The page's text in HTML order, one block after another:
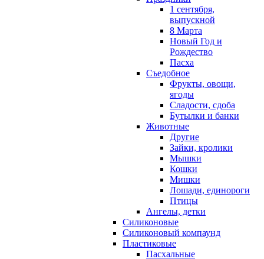
1 сентября,
выпускной
8 Марта
Новый Год и
Рождество
Пасха
Съедобное
Фрукты, овощи,
ягоды
Сладости, сдоба
Бутылки и банки
Животные
Другие
Зайки, кролики
Мышки
Кошки
Мишки
Лошади, единороги
Птицы
Ангелы, детки
Силиконовые
Силиконовый компаунд
Пластиковые
Пасхальные